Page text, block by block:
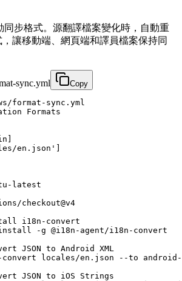
同步格式。源翻譯檔案變化時，自動重
讓移動端、網頁端和譯員檔案保持同
sync.yml Copy
format-sync.yml
Formats
en.json']
latest
checkout@v4
i18n-convert
-g @i18n-agent/i18n-convert
JSON to Android XML
locales/en.json --to
JSON to iOS Strings